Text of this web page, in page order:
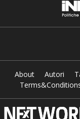
About Autori